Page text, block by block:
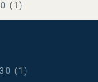
(1)
(1)